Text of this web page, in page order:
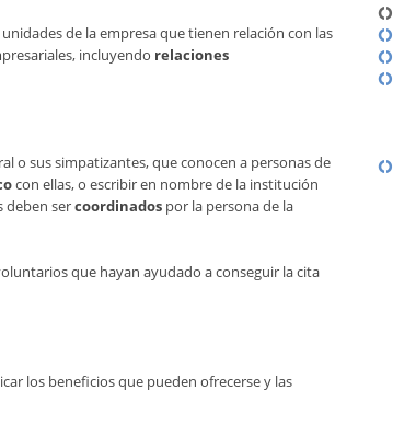
de la empresa que tienen relación con las
incluyendo relaciones
o sus simpatizantes, que conocen a personas de
con ellas, o escribir en nombre de la institución
deben sercoordinados por la persona de la
que hayan ayudado a conseguir la cita
los beneficios que pueden ofrecerse y las